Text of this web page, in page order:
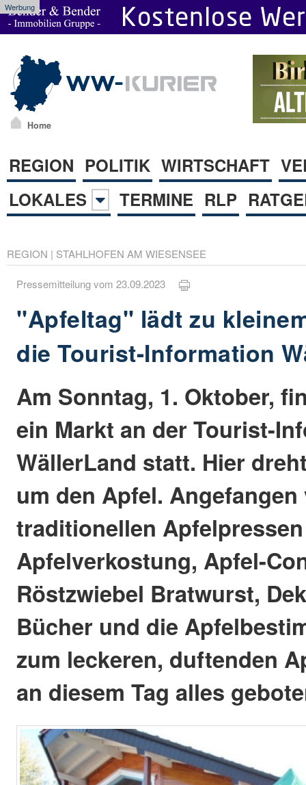
Werbung
Home
REGION POLITIK WIRTSCHAFT
LOKALES
TERMINE RLP
REGION | STAHLHOFEN AM WIESENSEE
Pressemitteilung vom 23.09.2023
"Apfeltag" lädt zu
die Tourist-Information
Am Sonntag, 1. Oktober,
ein Markt an der Tourist-
WällerLand statt. Hier
um den Apfel. Angefangen
traditionellen
Apfelverkostung, Apfel-
Röstzwiebel Bratwurst,
Bücher und die
zum leckeren, duftenden
an diesem Tag alles